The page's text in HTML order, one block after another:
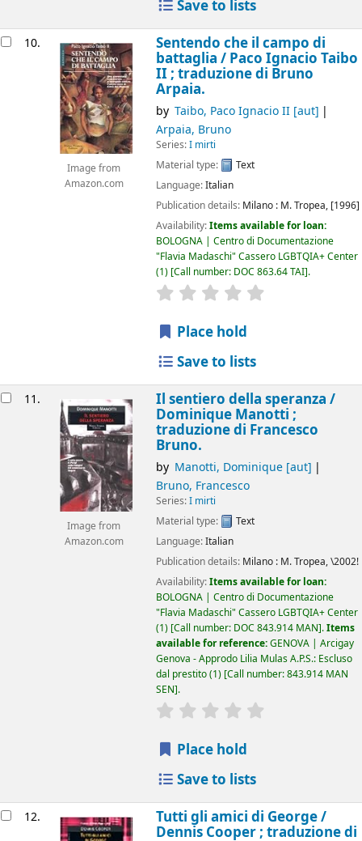
Save to lists
10.
Image from
Amazon.com
Sentendo che il campo di
battaglia / Paco Ignacio Taibo
II ; traduzione di Bruno
Arpaia.
by Taibo, Paco Ignacio II[aut]
Arpaia, Bruno
Series:I mirti
Material type:
Text
Language:Italian
Publication details: Milano : M. Tropea, [1996]
Availability:Items available for loan:
BOLOGNA | Centro di Documentazione
"Flavia Madaschi" Cassero LGBTQIA+ Center
(1) Call number: DOC 863.64 TAI .
star rating
Place hold
Save to lists
11.
Image from
Amazon.com
Il sentiero della speranza /
Dominique Manotti ;
traduzione di Francesco
Bruno.
by Manotti, Dominique[aut]
Bruno, Francesco
Series:I mirti
Material type:
Text
Language:Italian
Publication details: Milano : M. Tropea,\2002!
Availability:Items available for loan:
BOLOGNA | Centro di Documentazione
"Flavia Madaschi" Cassero LGBTQIA+ Center
(1) Call number: DOC 843.914 MAN .Items
available for reference:GENOVA | Arcigay
Genova - Approdo Lilia Mulas A.P.S.: Escluso
dal prestito(1) Call number:843.914 MAN
SEN .
star rating
Place hold
Save to lists
12. Tutti gli amici di George /
Dennis Cooper ; traduzione di